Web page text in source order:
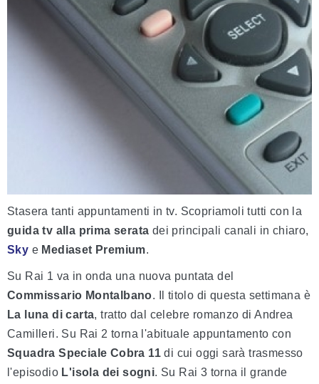
Stasera tanti appuntamenti in tv. Scopriamoli tutti con la
guida tv alla prima serata dei principali canali in chiaro,
Sky e Mediaset Premium.
Su Rai 1 va in onda una nuova puntata del
Commissario Montalbano. Il titolo di questa settimana è
La luna di carta, tratto dal celebre romanzo di Andrea
Camilleri. Su Rai 2 torna l'abituale appuntamento con
Squadra Speciale Cobra 11 di cui oggi sarà trasmesso
l'episodio L'isola dei sogni. Su Rai 3 torna il grande